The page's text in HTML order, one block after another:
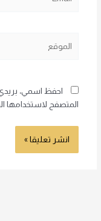
احفظ اسمي، بريدي
المتصفح لاستخدامها